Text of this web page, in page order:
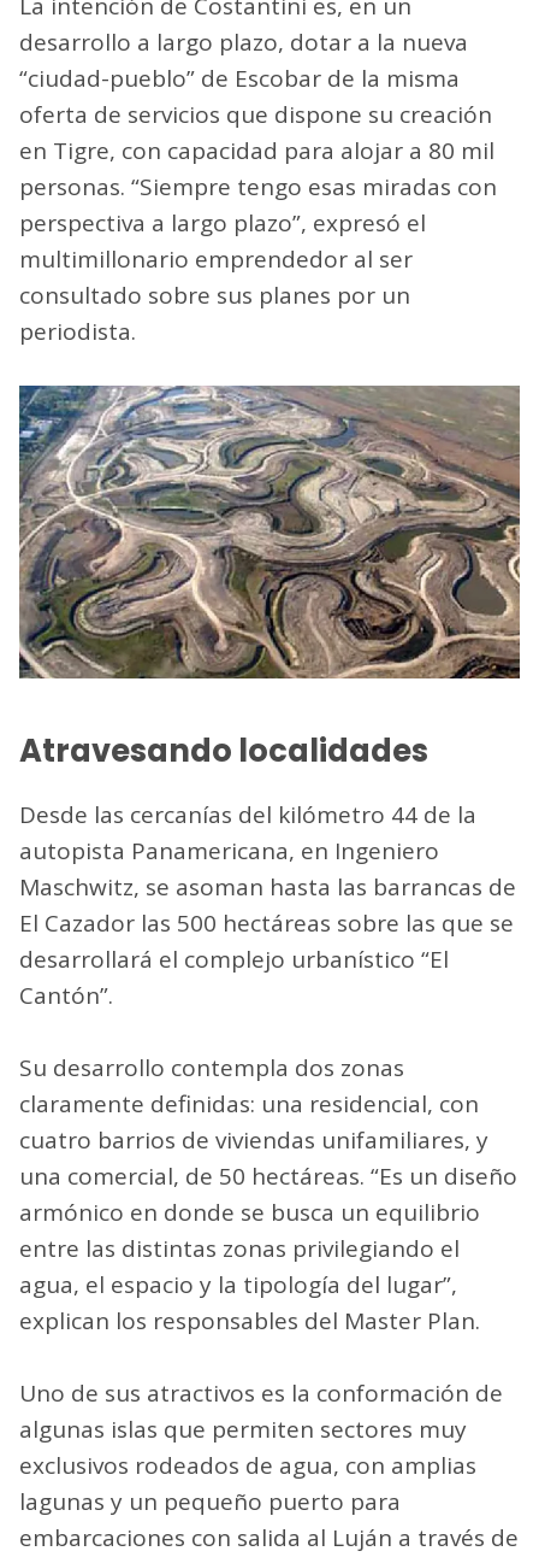
La intención de Costantini es, en un
desarrollo a largo plazo, dotar a la nueva
“ciudad-pueblo” de Escobar de la misma
oferta de servicios que dispone su creación
en Tigre, con capacidad para alojar a 80 mil
personas. “Siempre tengo esas miradas con
perspectiva a largo plazo”, expresó el
multimillonario emprendedor al ser
consultado sobre sus planes por un
periodista.
Atravesando localidades
Desde las cercanías del kilómetro 44 de la
autopista Panamericana, en Ingeniero
Maschwitz, se asoman hasta las barrancas de
El Cazador las 500 hectáreas sobre las que se
desarrollará el complejo urbanístico “El
Cantón”.
Su desarrollo contempla dos zonas
claramente definidas: una residencial, con
cuatro barrios de viviendas unifamiliares, y
una comercial, de 50 hectáreas. “Es un diseño
armónico en donde se busca un equilibrio
entre las distintas zonas privilegiando el
agua, el espacio y la tipología del lugar”,
explican los responsables del Master Plan.
Uno de sus atractivos es la conformación de
algunas islas que permiten sectores muy
exclusivos rodeados de agua, con amplias
lagunas y un pequeño puerto para
embarcaciones con salida al Luján a través de